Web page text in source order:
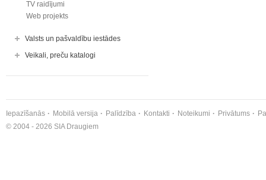
TV raidījumi
Web projekts
Valsts un pašvaldību iestādes
Veikali, preču katalogi
Iepazīšanās Mobilā versija Palīdzība Kontakti Noteikumi Privātums
© 2004 - 2026 SIA Draugiem